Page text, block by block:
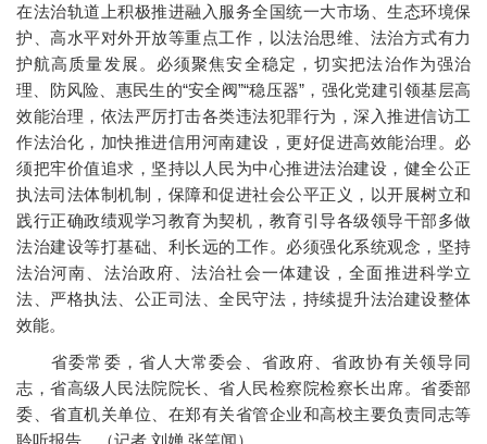
在法治轨道上积极推进融入服务全国统一大市场、生态环境保
护、高水平对外开放等重点工作，以法治思维、法治方式有力
护航高质量发展。必须聚焦安全稳定，切实把法治作为强治
理、防风险、惠民生的“安全阀”“稳压器”，强化党建引领基层高
效能治理，依法严厉打击各类违法犯罪行为，深入推进信访工
作法治化，加快推进信用河南建设，更好促进高效能治理。必
须把牢价值追求，坚持以人民为中心推进法治建设，健全公正
执法司法体制机制，保障和促进社会公平正义，以开展树立和
践行正确政绩观学习教育为契机，教育引导各级领导干部多做
法治建设等打基础、利长远的工作。必须强化系统观念，坚持
法治河南、法治政府、法治社会一体建设，全面推进科学立
法、严格执法、公正司法、全民守法，持续提升法治建设整体
效能。
省委常委，省人大常委会、省政府、省政协有关领导同
志，省高级人民法院院长、省人民检察院检察长出席。省委部
委、省直机关单位、在郑有关省管企业和高校主要负责同志等
聆听报告。（记者 刘婵 张笑闻）